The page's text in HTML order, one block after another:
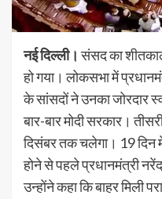
नई दिल्ली। संसद का
हो गया। लोकसभा में
के सांसदों ने उनका जोरदार
बार-बार मोदी सरकार।
दिसंबर तक चलेगा। 19 दिन
होने से पहले प्रधानमंत्री
उन्होंने कहा कि बाहर मिली